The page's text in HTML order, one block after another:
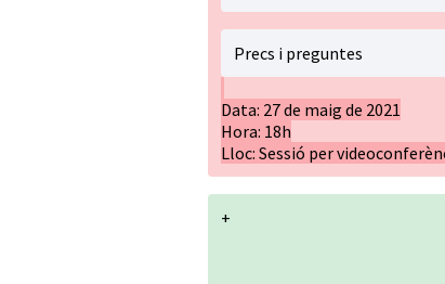
Precs i preguntes
Data: 27 de maig de 2021
Hora: 18h
Lloc: Sessió per
+